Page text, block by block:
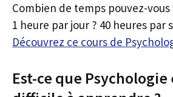
Combien de temps pouvez-vous
1 heure par jour ? 40 heures par
Découvrez ce cours de
Est-ce que